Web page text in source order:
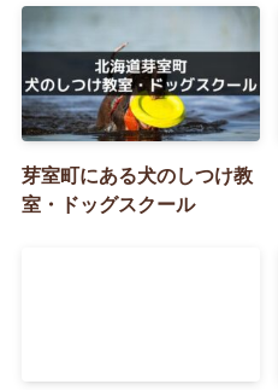
芽室町にある犬のしつけ教
室・ドッグスクール